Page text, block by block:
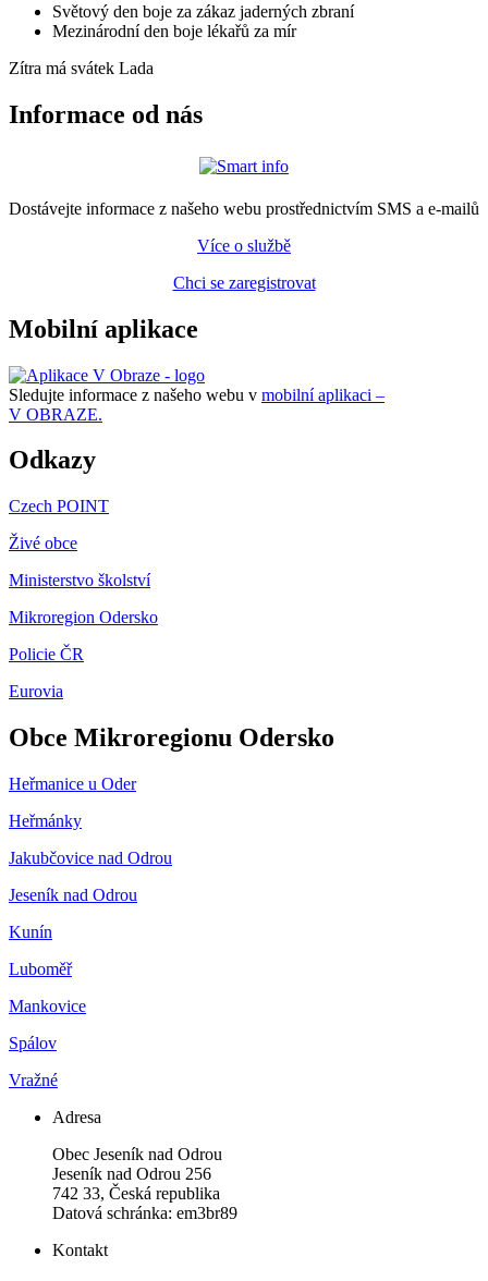
Světový den boje za zákaz jaderných zbraní
Mezinárodní den boje lékařů za mír
Zítra má svátek Lada
Informace od nás
Dostávejte informace z našeho webu prostřednictvím SMS a e-mailů
Více o službě
Chci se zaregistrovat
Mobilní aplikace
Sledujte informace z našeho webu v mobilní aplikaci –
V OBRAZE.
Odkazy
Czech POINT
Živé obce
Ministerstvo školství
Mikroregion Odersko
Policie ČR
Eurovia
Obce Mikroregionu Odersko
Heřmanice u Oder
Heřmánky
Jakubčovice nad Odrou
Jeseník nad Odrou
Kunín
Luboměř
Mankovice
Spálov
Vražné
Adresa
Obec Jeseník nad Odrou
Jeseník nad Odrou 256
742 33, Česká republika
Datová schránka: em3br89
Kontakt